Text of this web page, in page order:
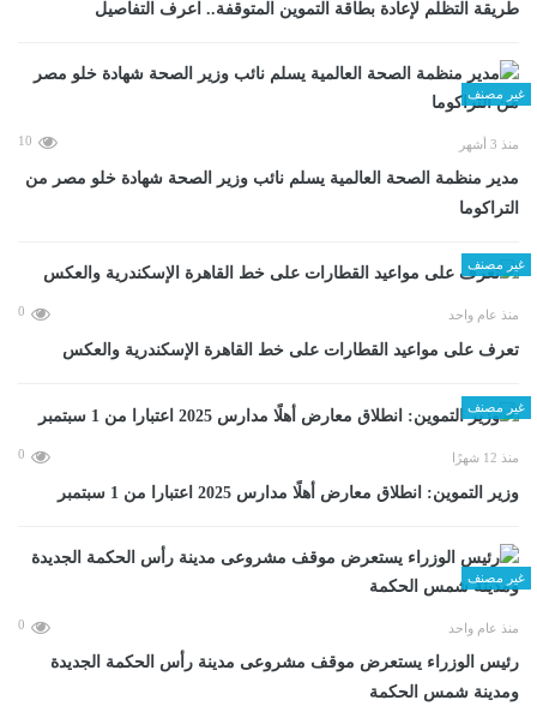
طريقة التظلم لإعادة بطاقة التموين المتوقفة.. اعرف التفاصيل
غير مصنف
منذ 3 أشهر 10
مدير منظمة الصحة العالمية يسلم نائب وزير الصحة شهادة خلو مصر من
التراكوما
غير مصنف
منذ عام واحد 0
تعرف على مواعيد القطارات على خط القاهرة الإسكندرية والعكس
غير مصنف
منذ 12 شهرًا 0
وزير التموين: انطلاق معارض أهلًا مدارس 2025 اعتبارا من 1 سبتمبر
غير مصنف
منذ عام واحد 0
رئيس الوزراء يستعرض موقف مشروعى مدينة رأس الحكمة الجديدة
ومدينة شمس الحكمة